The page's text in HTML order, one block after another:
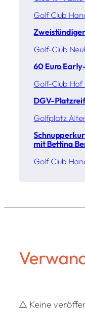
Golf Club
Golf-Club
60 Euro
Golf-Club Hof
DGV-
Golfplatz
mit Bettina
Golf Club
⚠️ Keine